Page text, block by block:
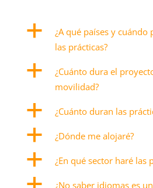
a
¿A qué países y cuándo
las prácticas?
a
¿Cuánto dura el
movilidad?
a ¿Cuánto duran las
a ¿Dónde me alojaré?
a ¿En qué sector haré las
a ¿No saber idiomas es